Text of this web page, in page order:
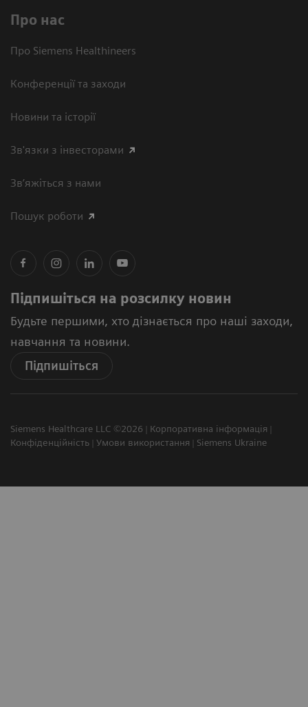
Про нас
Про Siemens Healthineers
Конференції та заходи
Новини та історії
Зв'язки з інвесторами
Зв’яжіться з нами
Пошук роботи
Підпишіться на розсилку новин
Будьте першими, хто дізнається про наші заходи,
навчання та новини.
Підпишіться
Siemens Healthcare LLC ©2026
Корпоративна інформація
Конфіденційність
Умови використання Siemens Ukraine